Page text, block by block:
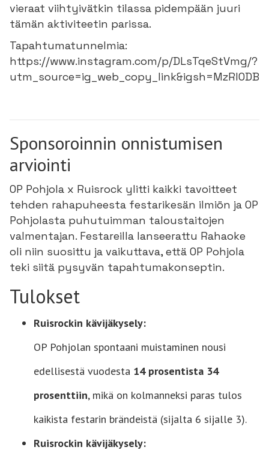
vieraat viihtyivätkin tilassa pidempään juuri
tämän aktiviteetin parissa.
Tapahtumatunnelmia:
https://www.instagram.com/p/DLsTqeStVmg/?
Sponsoroinnin onnistumisen
arviointi
OP Pohjola x Ruisrock ylitti kaikki tavoitteet
tehden rahapuheesta festarikesän ilmiön ja OP
Pohjolasta puhutuimman taloustaitojen
valmentajan. Festareilla lanseerattu Rahaoke
oli niin suosittu ja vaikuttava, että OP Pohjola
teki siitä pysyvän tapahtumakonseptin.
Tulokset
Ruisrockin kävijäkysely:
OP Pohjolan spontaani muistaminen nousi
edellisestä vuodesta 14 prosentista 34
prosenttiin, mikä on kolmanneksi paras tulos
kaikista festarin brändeistä (sijalta 6 sijalle 3).
Ruisrockin kävijäkysely: